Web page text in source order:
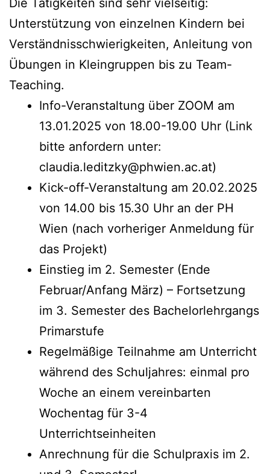
Unterstützung von einzelnen Kindern bei
Verständnisschwierigkeiten, Anleitung von
Übungen in Kleingruppen bis zu Team-
Teaching.
Info-Veranstaltung über ZOOM am
13.01.2025 von 18.00-19.00 Uhr (Link
bitte anfordern unter:
claudia.leditzky@phwien.ac.at)
Kick-off-Veranstaltung am 20.02.2025
von 14.00 bis 15.30 Uhr an der PH
Wien (nach vorheriger Anmeldung für
das Projekt)
Einstieg im 2. Semester (Ende
Februar/Anfang März) – Fortsetzung
im 3. Semester des Bachelorlehrgangs
Primarstufe
Regelmäßige Teilnahme am Unterricht
während des Schuljahres: einmal pro
Woche an einem vereinbarten
Wochentag für 3-4
Unterrichtseinheiten
Anrechnung für die Schulpraxis im 2.